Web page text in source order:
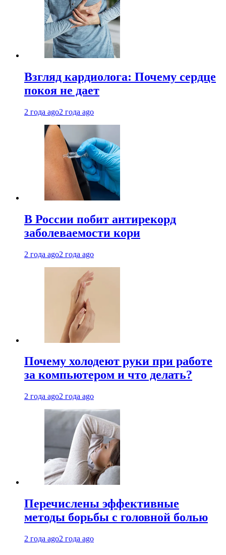
Взгляд кардиолога: Почему сердце
покоя не дает
2 года ago2 года ago
В России побит антирекорд
заболеваемости кори
2 года ago2 года ago
Почему холодеют руки при работе
за компьютером и что делать?
2 года ago2 года ago
Перечислены эффективные
методы борьбы с головной болью
2 года ago2 года ago